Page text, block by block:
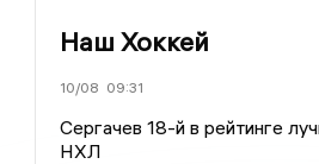
Наш Хоккей
10/08 09:31
Сергачев 18-й в рейтинге
НХЛ